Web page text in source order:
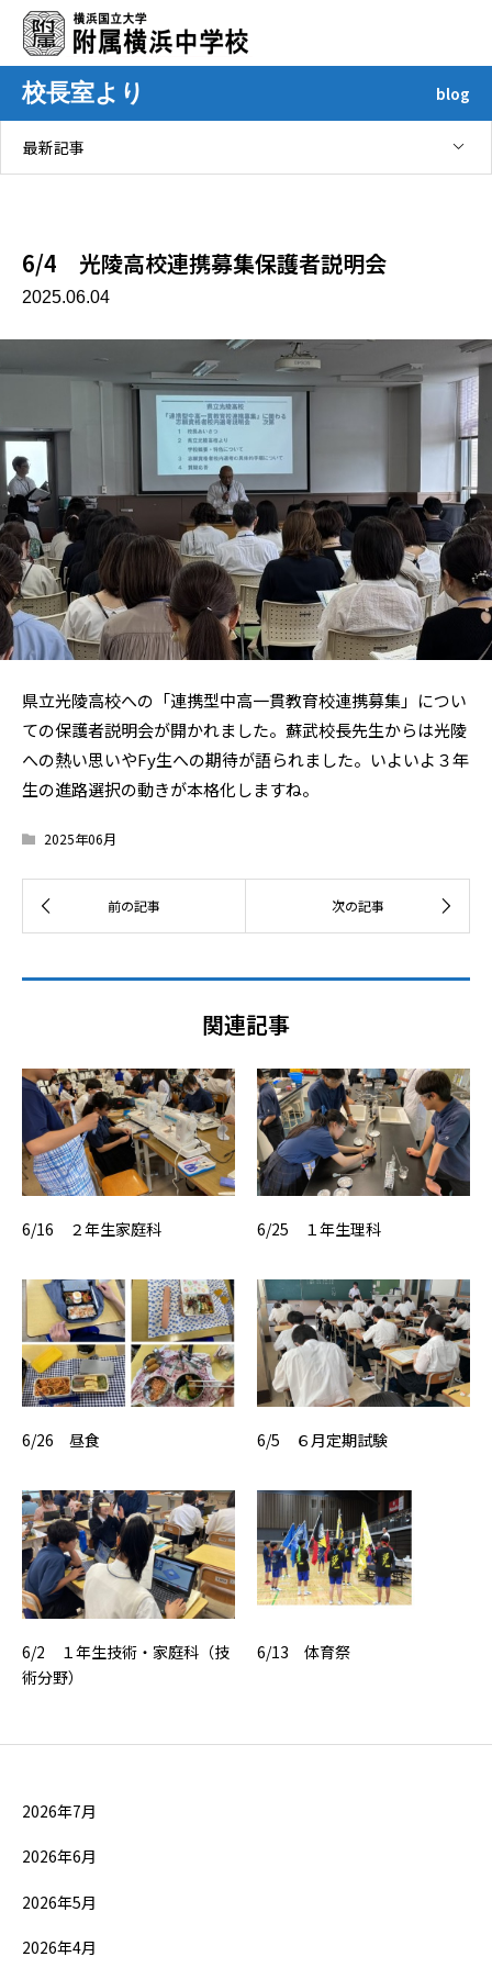
校長室より blog
最新記事
6/4 光陵高校連携募集保護者説明会
2025.06.04
県立光陵高校への「連携型中高一貫教育校連携募集」につい
ての保護者説明会が開かれました。蘇武校長先生からは光陵
への熱い思いやFy生への期待が語られました。いよいよ３年
生の進路選択の動きが本格化しますね。
2025年06月
関連記事
6/16 ２年生家庭科 6/25 １年生理科
6/26 昼食 6/5 ６月定期試験
6/2 １年生技術・家庭科（技
術分野）
6/13 体育祭
2026年7月
2026年6月
2026年5月
2026年4月